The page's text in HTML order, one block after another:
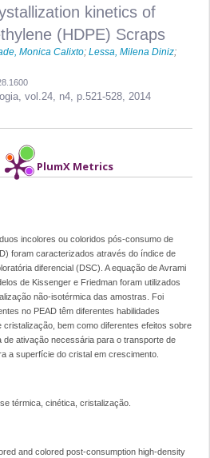
kinetics of
(HDPE) Scraps
Monica Calixto; Lessa, Milena Diniz;
vol.24, n4, p.521-528, 2014
PlumX Metrics
incolores ou coloridos pós-consumo de
foram caracterizados através do índice de
diferencial (DSC). A equação de Avrami
de Kissenger e Friedman foram utilizados
não-isotérmica das amostras. Foi
no PEAD têm diferentes habilidades
bem como diferentes efeitos sobre
de ativação necessária para o transporte de
a superfície do cristal em crescimento.
térmica, cinética, cristalização.
and colored post-consumption high-density